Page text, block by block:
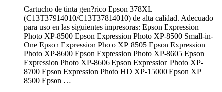
Cartucho de tinta gen?rico Epson 378XL
(C13T37914010/C13T37814010) de alta calidad. Adecuado
para uso en las siguientes impresoras: Epson Expression
Photo XP-8500 Epson Expression Photo XP-8500 Small-in-
One Epson Expression Photo XP-8505 Epson Expression
Photo XP-8600 Epson Expression Photo XP-8605 Epson
Expression Photo XP-8606 Epson Expression Photo XP-
8700 Epson Expression Photo HD XP-15000 Epson XP
8500 Epson …